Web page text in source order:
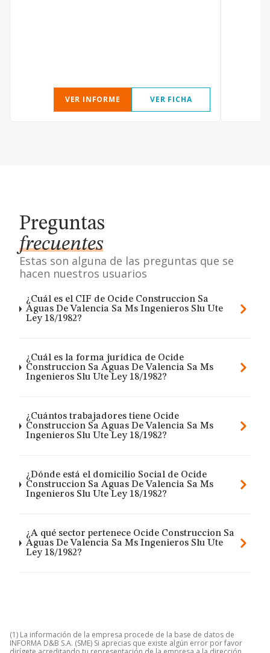
VER INFORME VER FICHA
Preguntas
frecuentes
Estas son alguna de las preguntas que se
hacen nuestros usuarios
¿Cuál es el CIF de Ocide Construccion Sa
Aguas De Valencia Sa Ms Ingenieros Slu Ute
Ley 18/1982?
¿Cuál es la forma jurídica de Ocide
Construccion Sa Aguas De Valencia Sa Ms
Ingenieros Slu Ute Ley 18/1982?
¿Cuántos trabajadores tiene Ocide
Construccion Sa Aguas De Valencia Sa Ms
Ingenieros Slu Ute Ley 18/1982?
¿Dónde está el domicilio Social de Ocide
Construccion Sa Aguas De Valencia Sa Ms
Ingenieros Slu Ute Ley 18/1982?
¿A qué sector pertenece Ocide Construccion Sa
Aguas De Valencia Sa Ms Ingenieros Slu Ute
Ley 18/1982?
(1) La información de la empresa procede de la base de datos de
INFORMA D&B S.A. (SME) Si aprecias que existe algún error por favor